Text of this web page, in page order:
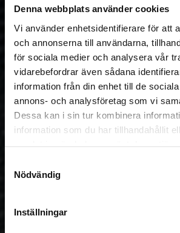
Denna webbplats använder cookies
Vi använder enhetsidentifierare för att
och annonserna till användarna,
för sociala medier och analysera vår
vidarebefordrar även sådana
information från din enhet till de
annons- och analysföretag som vi
Dessa kan i sin tur kombinera
information som du har tillhandahållit
Nödvändig
Inställningar